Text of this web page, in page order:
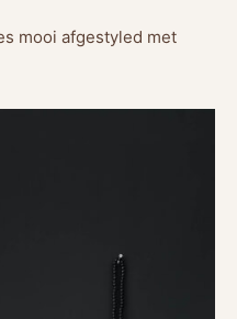
mooi afgestyled met